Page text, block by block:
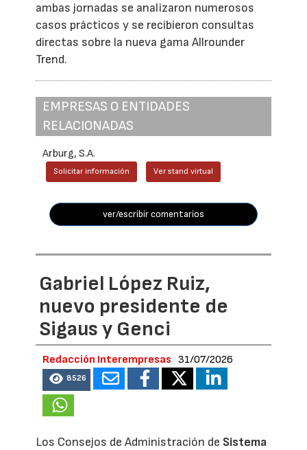
ambas jornadas se analizaron numerosos
casos prácticos y se recibieron consultas
directas sobre la nueva gama Allrounder
Trend.
EMPRESAS O ENTIDADES
RELACIONADAS
Arburg, S.A.
Solicitar información Ver stand virtual
ver/escribir comentarios
Gabriel López Ruiz,
nuevo presidente de
Sigaus y Genci
Redacción Interempresas 31/07/2026
8526
Los Consejos de Administración de Sistema